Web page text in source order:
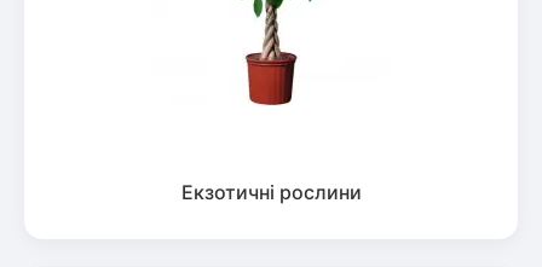
Екзотичні рослини